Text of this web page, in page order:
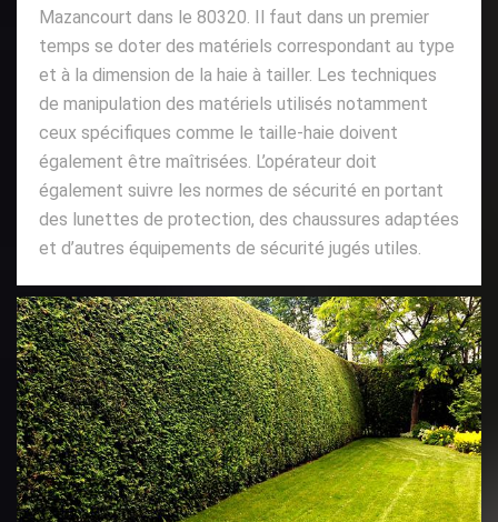
Mazancourt dans le 80320. Il faut dans un premier
temps se doter des matériels correspondant au type
et à la dimension de la haie à tailler. Les techniques
de manipulation des matériels utilisés notamment
ceux spécifiques comme le taille-haie doivent
également être maîtrisées. L’opérateur doit
également suivre les normes de sécurité en portant
des lunettes de protection, des chaussures adaptées
et d’autres équipements de sécurité jugés utiles.